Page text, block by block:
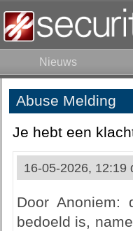
Nieuws
Abuse Melding
Je hebt een
16-05-2026, 12:19
Door
bedoeld is,